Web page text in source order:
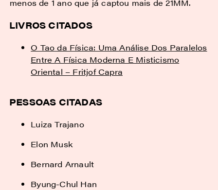
menos de 1 ano que já captou mais de 21MM.
LIVROS CITADOS
O Tao da Física: Uma Análise Dos Paralelos
Entre A Física Moderna E Misticismo
Oriental – Fritjof Capra
PESSOAS CITADAS
Luiza Trajano
Elon Musk
Bernard Arnault
Byung-Chul Han